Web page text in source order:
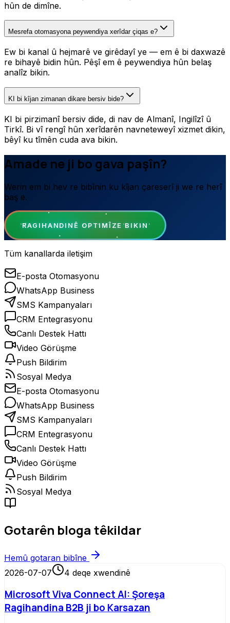
hûn de dimîne.
Mesrefa otomasyona peywendiya xerîdar çiqas e?
Ew bi kanal û hejmarê ve girêdayî ye — em ê bi daxwazê
re bihayê bidin hûn. Pêşî em ê peywendiya hûn belaş
analîz bikin.
KI bi kîjan zimanan dikare bersiv bide?
KI bi pirzimanî bersiv dide, di nav de Almanî, Ingilîzî û
Tirkî. Bi vî rengî hûn xerîdarên navneteweyî xizmet dikin,
bêyî ku tîmên cuda ava bikin.
Amade ne ji bo gava paşîn?
Werin em bi hev re bibînin ku kîjan çareserî ji we re herî
baş e.
RAGIHANDINÊ OPTIMÎZE BIKIN
Tüm kanallarda iletişim
E-posta Otomasyonu
WhatsApp Business
SMS Kampanyaları
CRM Entegrasyonu
Canlı Destek Hattı
Video Görüşme
Push Bildirim
Sosyal Medya
E-posta Otomasyonu
WhatsApp Business
SMS Kampanyaları
CRM Entegrasyonu
Canlı Destek Hattı
Video Görüşme
Push Bildirim
Sosyal Medya
Gotarên bloga têkildar
Hemû gotaran bibîne
2026-07-07
4 deqe xwendinê
Microsoft Viva Connect AI: Şoreşa
Ragihandina B2B ji bo Karsazan